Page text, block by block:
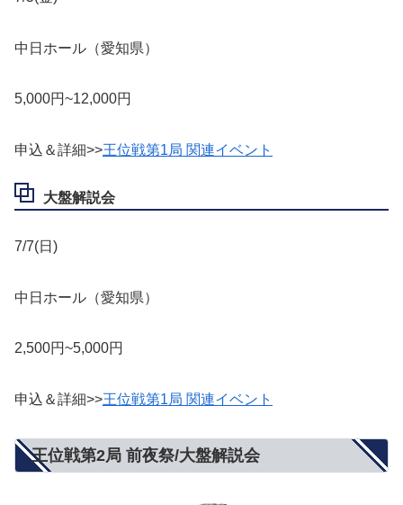
中日ホール（愛知県）
5,000円~12,000円
申込＆詳細>>王位戦第1局 関連イベント
大盤解説会
7/7(日)
中日ホール（愛知県）
2,500円~5,000円
申込＆詳細>>王位戦第1局 関連イベント
王位戦第2局 前夜祭/大盤解説会